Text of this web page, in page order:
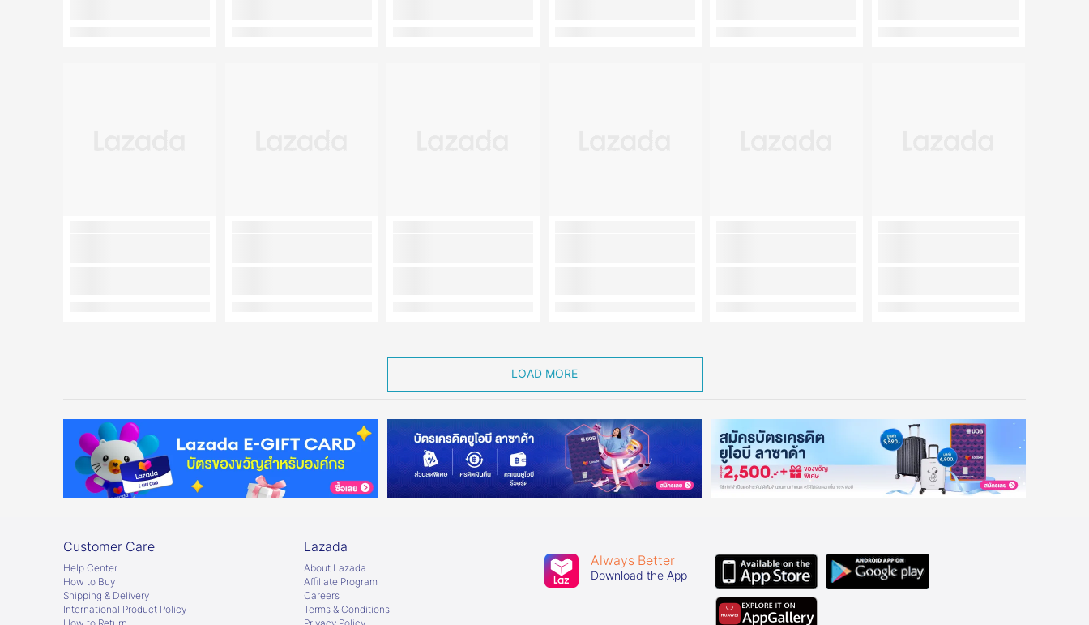
LOAD MORE
Customer Care
Help Center
How to Buy
Shipping & Delivery
International Product Policy
Lazada
About Lazada
Afﬁliate Program
Careers
Terms & Conditions
Always Better
Download the App